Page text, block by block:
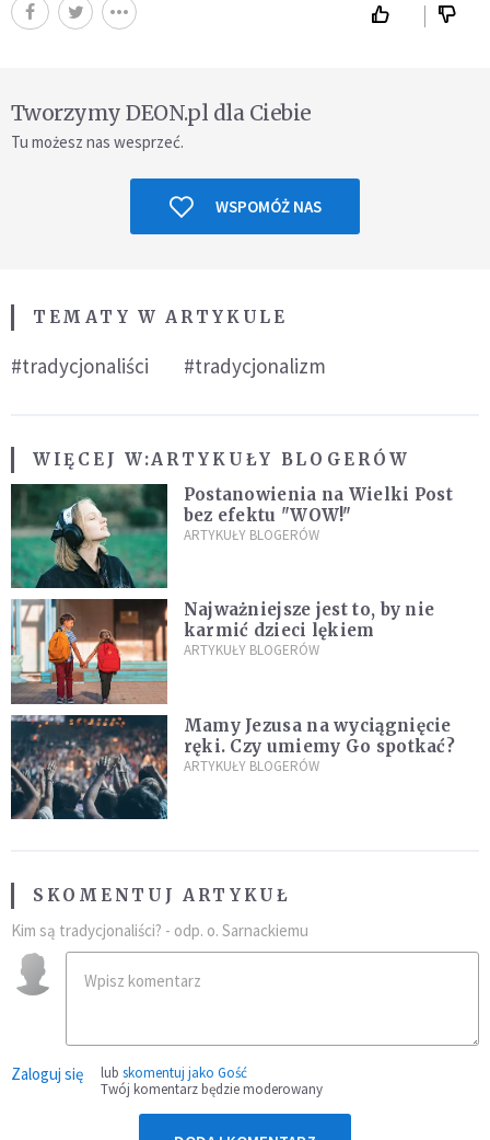
Tworzymy DEON.pl dla Ciebie
Tu możesz nas wesprzeć.
WSPOMÓŻ NAS
TEMATY W ARTYKULE
#tradycjonaliści #tradycjonalizm
WIĘCEJ W:ARTYKUŁY BLOGERÓW
Postanowienia na Wielki Post
bez efektu "WOW!"
ARTYKUŁY BLOGERÓW
Najważniejsze jest to, by nie
karmić dzieci lękiem
ARTYKUŁY BLOGERÓW
Mamy Jezusa na wyciągnięcie
ręki. Czy umiemy Go spotkać?
ARTYKUŁY BLOGERÓW
SKOMENTUJ ARTYKUŁ
Kim są tradycjonaliści? - odp. o. Sarnackiemu
Zaloguj się lub skomentuj jako Gość
Twój komentarz będzie moderowany